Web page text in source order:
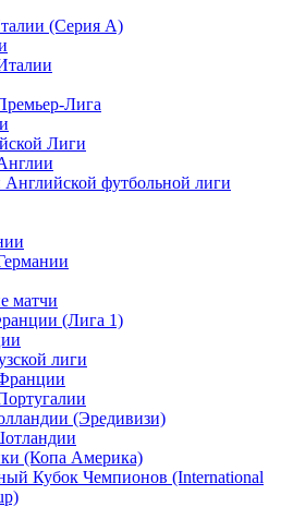
(Серия А)
Лига
Лиги
футбольной лиги
матчи
(Лига 1)
лиги
(Эредивизи)
(Копа Америка)
Кубок Чемпионов (International